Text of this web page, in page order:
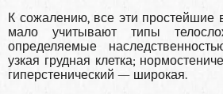
К сожалению, все эти простейшие
мало учитывают типы
определяемые
узкая грудная клетка;
гиперстенический — широкая.